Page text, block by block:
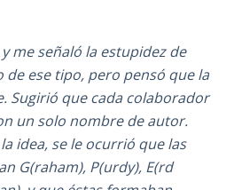
me señaló la estupidez de
ese tipo, pero pensó que la
Sugirió que cada colaborador
un solo nombre de autor.
idea, se le ocurrió que las
G(raham), P(urdy), E(rd